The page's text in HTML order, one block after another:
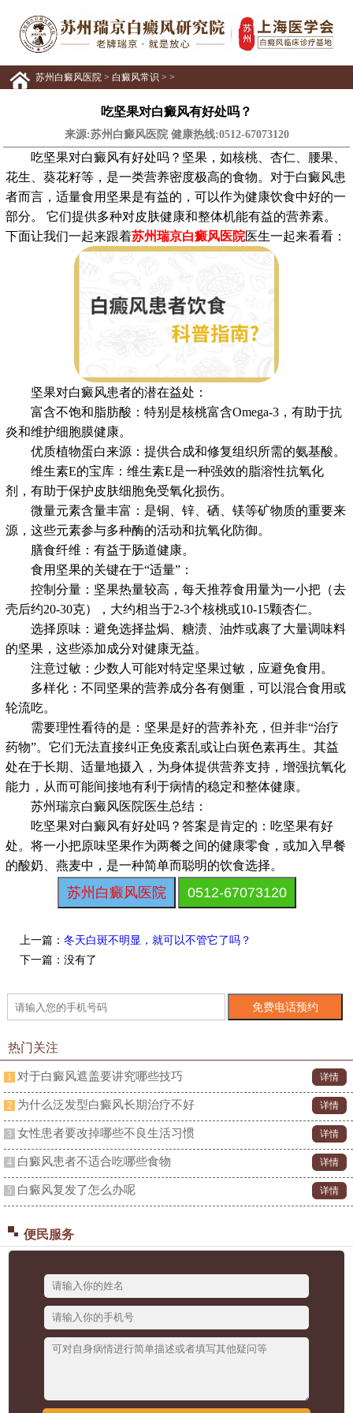
苏州白癜风医院> 白癜风常识 > >
吃坚果对白癜风有好处吗？
来源:苏州白癜风医院 健康热线:0512-67073120
吃坚果对白癜风有好处吗？坚果，如核桃、杏仁、腰果、
花生、葵花籽等，是一类营养密度极高的食物。对于白癜风患
者而言，适量食用坚果是有益的，可以作为健康饮食中好的一
部分。 它们提供多种对皮肤健康和整体机能有益的营养素。
下面让我们一起来跟着苏州瑞京白癜风医院医生一起来看看：
坚果对白癜风患者的潜在益处：
富含不饱和脂肪酸：特别是核桃富含Omega-3，有助于抗
炎和维护细胞膜健康。
优质植物蛋白来源：提供合成和修复组织所需的氨基酸。
维生素E的宝库：维生素E是一种强效的脂溶性抗氧化
剂，有助于保护皮肤细胞免受氧化损伤。
微量元素含量丰富：是铜、锌、硒、镁等矿物质的重要来
源，这些元素参与多种酶的活动和抗氧化防御。
膳食纤维：有益于肠道健康。
食用坚果的关键在于“适量”：
控制分量：坚果热量较高，每天推荐食用量为一小把（去
壳后约20-30克），大约相当于2-3个核桃或10-15颗杏仁。
选择原味：避免选择盐焗、糖渍、油炸或裹了大量调味料
的坚果，这些添加成分对健康无益。
注意过敏：少数人可能对特定坚果过敏，应避免食用。
多样化：不同坚果的营养成分各有侧重，可以混合食用或
轮流吃。
需要理性看待的是：坚果是好的营养补充，但并非“治疗
药物”。它们无法直接纠正免疫紊乱或让白斑色素再生。其益
处在于长期、适量地摄入，为身体提供营养支持，增强抗氧化
能力，从而可能间接地有利于病情的稳定和整体健康。
苏州瑞京白癜风医院医生总结：
吃坚果对白癜风有好处吗？答案是肯定的：吃坚果有好
处。将一小把原味坚果作为两餐之间的健康零食，或加入早餐
的酸奶、燕麦中，是一种简单而聪明的饮食选择。
苏州白癜风医院 0512-67073120
上一篇：冬天白斑不明显，就可以不管它了吗？
下一篇：没有了
热门关注
1 对于白癜风遮盖要讲究哪些技巧 详情
2 为什么泛发型白癜风长期治疗不好 详情
3 女性患者要改掉哪些不良生活习惯 详情
4 白癜风患者不适合吃哪些食物 详情
5 白癜风复发了怎么办呢 详情
便民服务